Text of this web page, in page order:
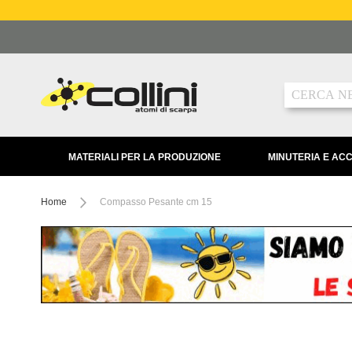
al
Ricerca
MATERIALI PER LA PRODUZIONE MINUTERIA E
Home Compasso Pesante cm 15